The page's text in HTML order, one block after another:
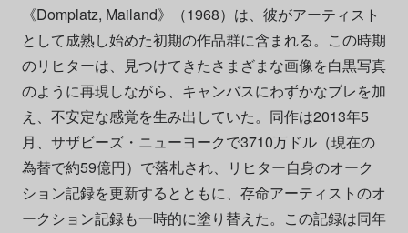
《Domplatz, Mailand》（1968）は、彼がアーティスト
として成熟し始めた初期の作品群に含まれる。この時期
のリヒターは、見つけてきたさまざまな画像を白黒写真
のように再現しながら、キャンバスにわずかなブレを加
え、不安定な感覚を生み出していた。同作は2013年5
月、サザビーズ・ニューヨークで3710万ドル（現在の
為替で約59億円）で落札され、リヒター自身のオーク
ション記録を更新するとともに、存命アーティストのオ
ークション記録も一時的に塗り替えた。この記録は同年